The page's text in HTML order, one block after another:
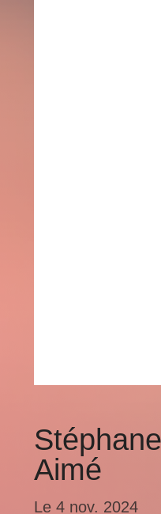
Aimé
Le4 nov. 2024